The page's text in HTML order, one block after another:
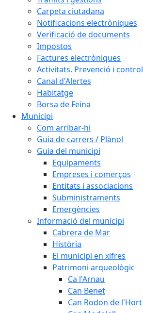
Carpeta ciutadana
Notificacions electròniques
Verificació de documents
Impostos
Factures electròniques
Activitats. Prevenció i
Canal d'Alertes
Habitatge
Borsa de Feina
Municipi
Com arribar-hi
Guia de carrers / Plànol
Guia del municipi
Equipaments
Empreses i comerços
Entitats i associacions
Subministraments
Emergències
Informació del municipi
Cabrera de Mar
Història
El municipi en xifres
Patrimoni arqueològic
Ca l'Arnau
Can Benet
Can Rodon de l'Hort